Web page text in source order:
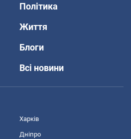
Політика
Життя
Блоги
Всі новини
Харків
Дніпро